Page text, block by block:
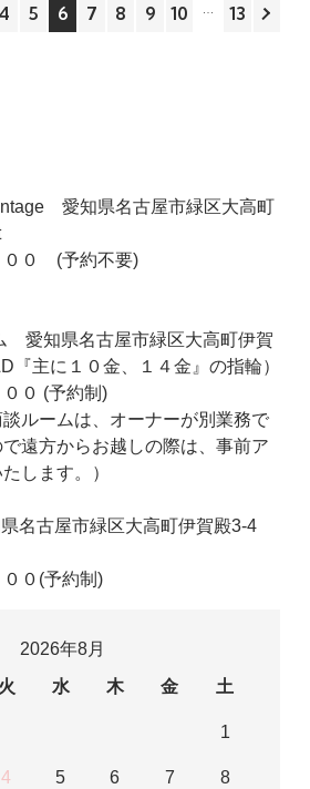
4 5 6 7 8 9 10 13
愛知県名古屋市緑区大高町
００ (予約不要)
愛知県名古屋市緑区大高町伊賀
『主に１０金、１４金』の指輪）
０ (予約制)
ームは、オーナーが別業務で
遠方からお越しの際は、事前ア
します。）
名古屋市緑区大高町伊賀殿3-4
０(予約制)
2026年8月
火 水 木 金 土
1
4 5 6 7 8